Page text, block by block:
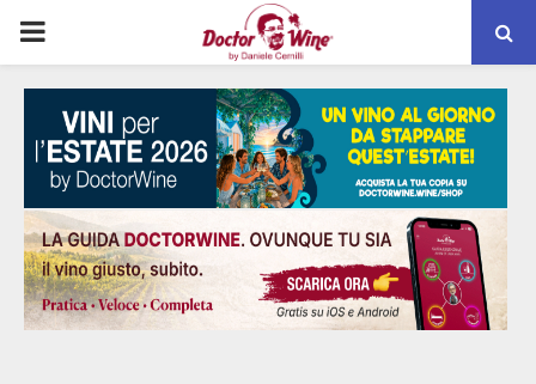
PRIMARY
MENU